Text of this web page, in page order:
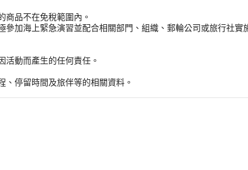
商品不在免稅範圍內。
加海上緊急演習並配合相關部門、組織、郵輪公司或旅行社實
動而產生的任何責任。
停留時間及旅伴等的相關資料。